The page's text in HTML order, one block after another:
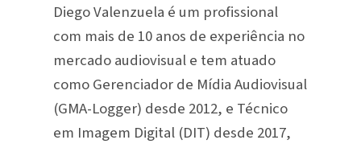
Diego Valenzuela é um profissional
com mais de 10 anos de experiência no
mercado audiovisual e tem atuado
como Gerenciador de Mídia Audiovisual
(GMA-Logger) desde 2012, e Técnico
em Imagem Digital (DIT) desde 2017,